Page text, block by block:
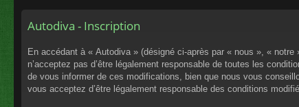
Autodiva - Inscription
En accédant à « Autodiva » (désigné ci-après par « nous », «
n’acceptez pas d’être légalement responsable de toutes les
de vous informer de ces modifications, bien que nous vous
vous acceptez d’être légalement responsable des conditions